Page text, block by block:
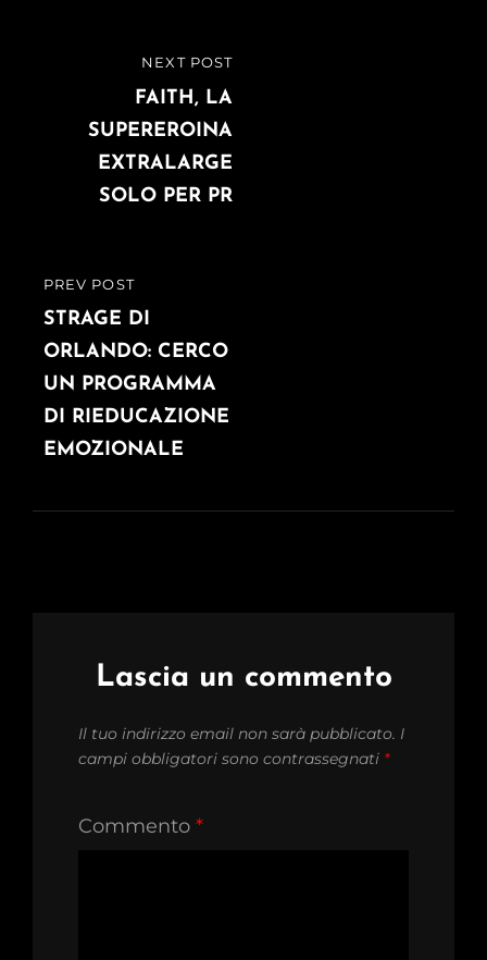
Navigazione
PREVIOUS
POST
PREV POST
STRAGE DI
ORLANDO: CERCO
UN PROGRAMMA
DI RIEDUCAZIONE
EMOZIONALE
NEXT POST
FAITH, LA
SUPEREROINA
EXTRALARGE
SOLO PER PR
Lascia un commento
Il tuo indirizzo email non sarà pubblicato. I
campi obbligatori sono contrassegnati *
Commento *